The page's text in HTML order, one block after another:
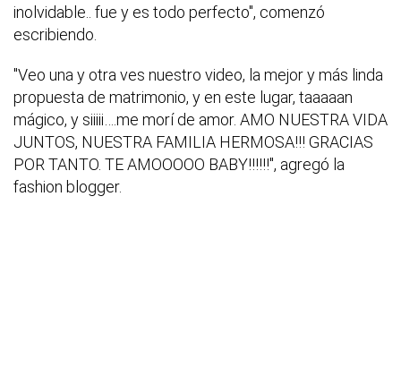
inolvidable.. fue y es todo perfecto", comenzó
escribiendo.
"Veo una y otra ves nuestro video, la mejor y más linda
propuesta de matrimonio, y en este lugar, taaaaan
mágico, y siiiii….me morí de amor. AMO NUESTRA VIDA
JUNTOS, NUESTRA FAMILIA HERMOSA!!! GRACIAS
POR TANTO. TE AMOOOOO BABY!!!!!!", agregó la
fashion blogger.